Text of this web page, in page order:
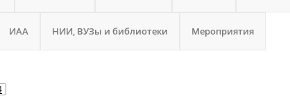
ИАА НИИ, ВУЗы и библиотеки Мероприятия